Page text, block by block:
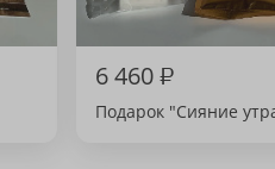
6 460₽
Подарок "Сияние